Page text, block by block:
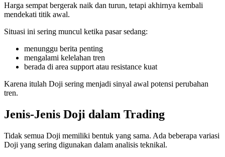
Harga sempat bergerak naik dan turun, tetapi akhirnya kembali
mendekati titik awal.
Situasi ini sering muncul ketika pasar sedang:
menunggu berita penting
mengalami kelelahan tren
berada di area support atau resistance kuat
Karena itulah Doji sering menjadi sinyal awal potensi perubahan
tren.
Jenis-Jenis Doji dalam Trading
Tidak semua Doji memiliki bentuk yang sama. Ada beberapa variasi
Doji yang sering digunakan dalam analisis teknikal.